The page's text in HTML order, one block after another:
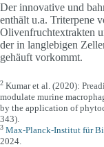
Der innovative und
enthält u.a. Triterpene
Olivenfruchtextrakten
der in langlebigen
gehäuft vorkommt.
2 Kumar et al. (2020):
modulate murine
by the application of
343).
3 Max-Planck-Institut für
2024.